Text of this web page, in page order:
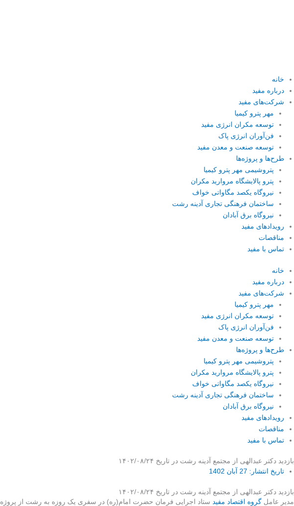
خانه
درباره‌ مفید
شرکت‌های مفید
مهر پترو کیمیا
توسعه مکران انرژی مفید
فن‌آوران انرژی پاک
توسعه صنعت و معدن مفید
طرح‌ها و پروژه‌ها
پتروشیمی مهر پترو کیمیا
پترو پالایشگاه مروارید مکران
نیروگاه یکصد مگاواتی خواف
ساختمان فرهنگی تجاری آدینه رشت
نیروگاه برق آبادان
رویداد‌های مفید
مناقصات
تماس با مفید
خانه
درباره‌ مفید
شرکت‌های مفید
مهر پترو کیمیا
توسعه مکران انرژی مفید
فن‌آوران انرژی پاک
توسعه صنعت و معدن مفید
طرح‌ها و پروژه‌ها
پتروشیمی مهر پترو کیمیا
پترو پالایشگاه مروارید مکران
نیروگاه یکصد مگاواتی خواف
ساختمان فرهنگی تجاری آدینه رشت
نیروگاه برق آبادان
رویداد‌های مفید
مناقصات
تماس با مفید
بازدید دکتر عبدالهی از مجتمع آدینه رشت در تاریخ ۱۴۰۲/۰۸/۲۴
تاریخ انتشار: 27 آبان 1402
بازدید دکتر عبدالهی از مجتمع آدینه رشت در تاریخ ۱۴۰۲/۰۸/۲۴
مدیر عامل گروه اقتصاد مفید ستاد اجرایی فرمان حضرت امام(ره) در سفری یک روزه به رشت از پروژه